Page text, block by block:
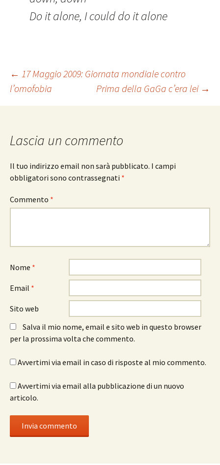
Do it alone, I could do it alone
Navigazione
articolo
← 17 Maggio 2009: Giornata mondiale contro
l’omofobia
Prima della GaGa c’era lei →
Lascia un commento
Il tuo indirizzo email non sarà pubblicato. I campi
obbligatori sono contrassegnati *
Commento *
Nome *
Email *
Sito web
Salva il mio nome, email e sito web in questo browser
per la prossima volta che commento.
Avvertimi via email in caso di risposte al mio commento.
Avvertimi via email alla pubblicazione di un nuovo
articolo.